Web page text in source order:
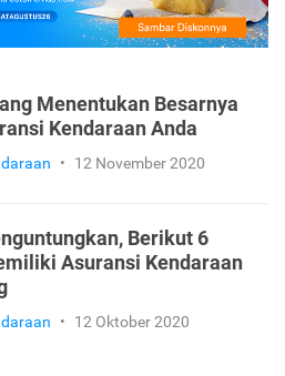
Menentukan Besarnya
Kendaraan Anda
• 12 November 2020
Berikut 6
Asuransi Kendaraan
• 12 Oktober 2020